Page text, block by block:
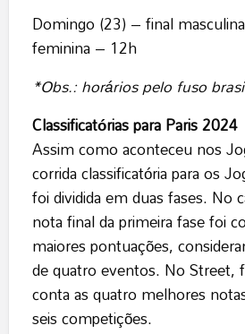
Domingo (23) – final
feminina – 12h
*Obs.: horários pelo fuso
Classificatórias para Paris 2024
Assim como aconteceu nos
corrida classificatória para os
foi dividida em duas fases. No
nota final da primeira fase foi
maiores pontuações,
de quatro eventos. No Street,
conta as quatro melhores
seis competições.